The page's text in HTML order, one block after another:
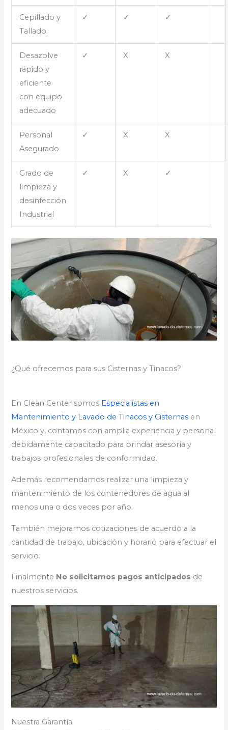
Cepillado y
Tallado.
✓ ✓ ✓
Desazolve
rápido y
eficiente
con equipo
adecuado
✓ X X
Personal
Asegurado
✓ X X
Grado de
limpieza y
desinfección
Industrial
✓ X ✓
¿Qué ofrecemos para sus Cisternas y Tinacos?
En Clean Center somos Especialistas en
Mantenimiento y Lavado de Tinacos y Cisternas en
México y, contamos con amplia experiencia y personal
debidamente capacitado para brindar asesoría y
trabajos profesionales de conformidad.
Además recomendamos realizar una limpieza y
mantenimiento de los contenedores de agua al
menos una o dos veces por año.
También mejoramos cotizaciones de acuerdo a la
cantidad de trabajo, ubicación y horario para efectuar el
servicio.
Finalmente No solicitamos pagos anticipados de
nuestros servicios.
Nuestra Garantía